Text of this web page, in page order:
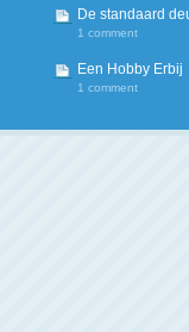
De standaard
1 comment
Een Hobby Erbij
1 comment